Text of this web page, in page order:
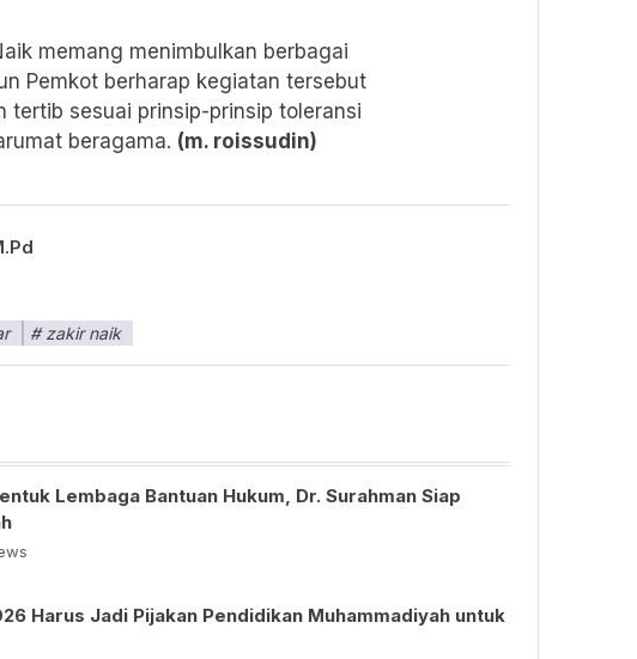
memang menimbulkan berbagai
Pemkot berharap kegiatan tersebut
tertib sesuai prinsip-prinsip toleransi
beragama. (m. roissudin)
zakir naik
Lembaga Bantuan Hukum, Dr. Surahman Siap
Harus Jadi Pijakan Pendidikan Muhammadiyah untuk